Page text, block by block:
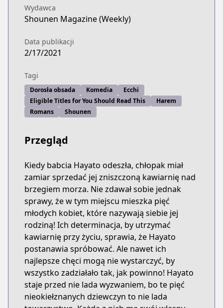
Wydawca
Shounen Magazine (Weekly)
Data publikacji
2/17/2021
Tagi
Dorosła obsada Komedia
Ecchi
Eligible Titles for You Should Read This
Harem
Romans
Shounen
Przegląd
Kiedy babcia Hayato odeszła, chłopak miał
zamiar sprzedać jej zniszczoną kawiarnię nad
brzegiem morza. Nie zdawał sobie jednak
sprawy, że w tym miejscu mieszka pięć
młodych kobiet, które nazywają siebie jej
rodziną! Ich determinacja, by utrzymać
kawiarnię przy życiu, sprawia, że Hayato
postanawia spróbować. Ale nawet ich
najlepsze chęci mogą nie wystarczyć, by
wszystko zadziałało tak, jak powinno! Hayato
staje przed nie lada wyzwaniem, bo te pięć
nieokiełznanych dziewczyn to nie lada